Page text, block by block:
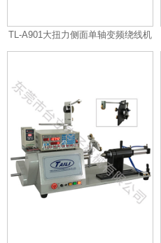
TL-A901大扭力侧面单轴变频绕线机